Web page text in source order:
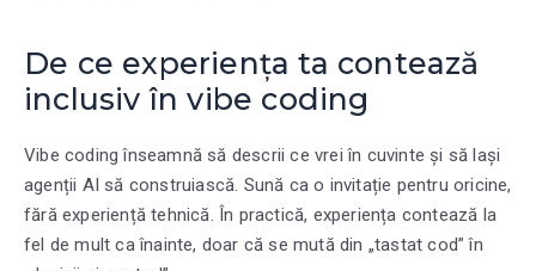
De ce experiența ta contează
inclusiv în vibe coding
Vibe coding înseamnă să descrii ce vrei în cuvinte și să lași
agenții AI să construiască. Sună ca o invitație pentru oricine,
fără experiență tehnică. În practică, experiența contează la
fel de mult ca înainte, doar că se mută din „tastat cod” în